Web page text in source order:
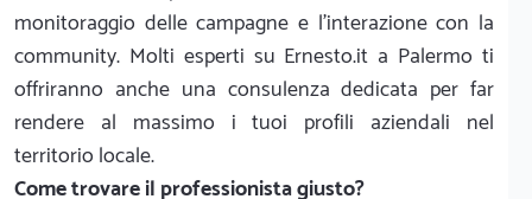
monitoraggio delle campagne e l'interazione con la
community. Molti esperti su Ernesto.it a Palermo ti
offriranno anche una consulenza dedicata per far
rendere al massimo i tuoi profili aziendali nel
territorio locale.
Come trovare il professionista giusto?